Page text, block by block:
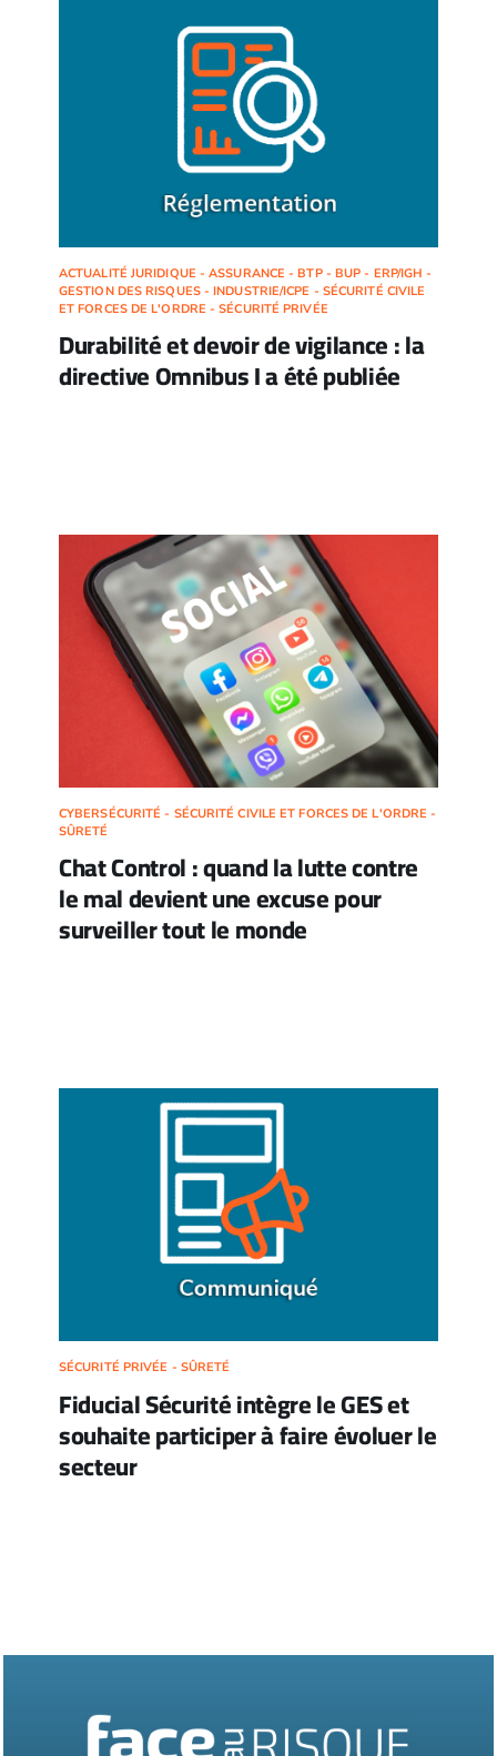
ACTUALITÉ JURIDIQUE - ASSURANCE - BTP - BUP - ERP/IGH -
GESTION DES RISQUES - INDUSTRIE/ICPE - SÉCURITÉ CIVILE
ET FORCES DE L'ORDRE - SÉCURITÉ PRIVÉE
Durabilité et devoir de vigilance : la
directive Omnibus I a été publiée
CYBERSÉCURITÉ - SÉCURITÉ CIVILE ET FORCES DE L'ORDRE -
SÛRETÉ
Chat Control : quand la lutte contre
le mal devient une excuse pour
surveiller tout le monde
SÉCURITÉ PRIVÉE - SÛRETÉ
Fiducial Sécurité intègre le GES et
souhaite participer à faire évoluer le
secteur